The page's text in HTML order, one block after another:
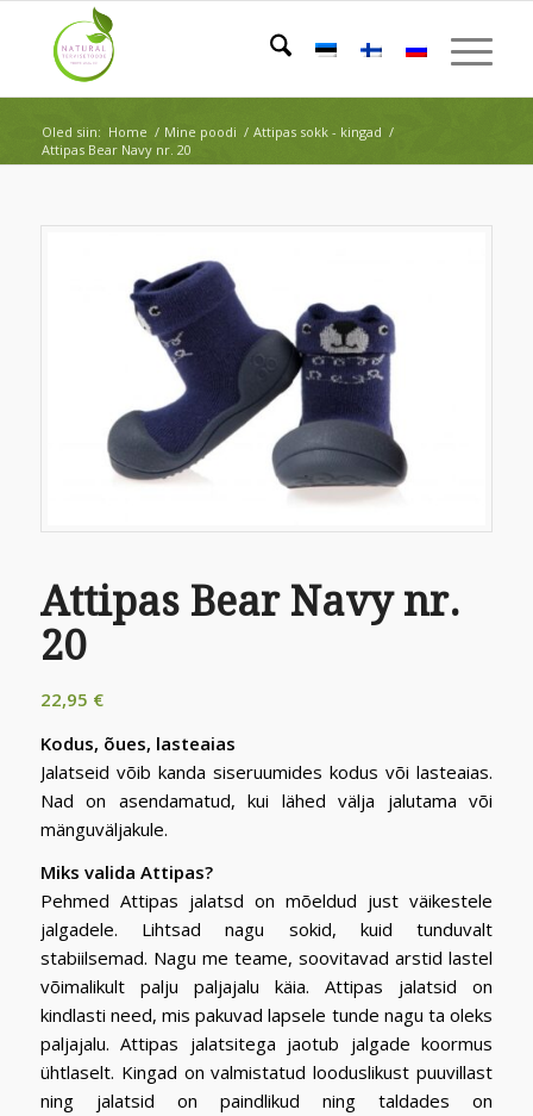
Oled siin: Home / Mine poodi / Attipas sokk - kingad /
Attipas Bear Navy nr. 20
Attipas Bear Navy nr.
20
22,95 €
Kodus, õues, lasteaias
Jalatseid võib kanda siseruumides kodus või lasteaias.
Nad on asendamatud, kui lähed välja jalutama või
mänguväljakule.
Miks valida Attipas?
Pehmed Attipas jalatsd on mõeldud just väikestele
jalgadele. Lihtsad nagu sokid, kuid tunduvalt
stabiilsemad. Nagu me teame, soovitavad arstid lastel
võimalikult palju paljajalu käia. Attipas jalatsid on
kindlasti need, mis pakuvad lapsele tunde nagu ta oleks
paljajalu. Attipas jalatsitega jaotub jalgade koormus
ühtlaselt. Kingad on valmistatud looduslikust puuvillast
ning jalatsid on paindlikud ning taldades on